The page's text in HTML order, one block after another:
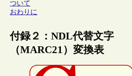
ついて
おわりに
付録２：NDL代替文字
（MARC21）変換表